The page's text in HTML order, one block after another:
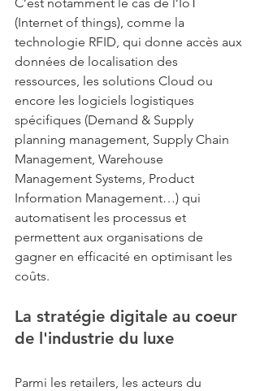
(Internet of things), comme la
technologie RFID, qui donne accès aux
données de localisation des
ressources, les solutions Cloud ou
encore les logiciels logistiques
spécifiques (Demand & Supply
planning management, Supply Chain
Management, Warehouse
Management Systems, Product
Information Management…) qui
automatisent les processus et
permettent aux organisations de
gagner en efficacité en optimisant les
coûts.
La stratégie digitale au coeur
de l'industrie du luxe
Parmi les retailers, les acteurs du